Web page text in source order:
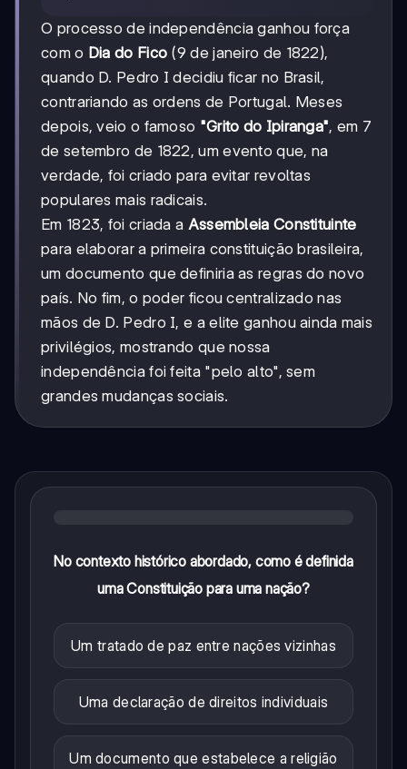
O processo de independência ganhou força
com o Dia do Fico (9 de janeiro de 1822),
quando D. Pedro I decidiu ficar no Brasil,
contrariando as ordens de Portugal. Meses
depois, veio o famoso "Grito do Ipiranga", em 7
de setembro de 1822, um evento que, na
verdade, foi criado para evitar revoltas
populares mais radicais.
Em 1823, foi criada a Assembleia Constituinte
para elaborar a primeira constituição brasileira,
um documento que definiria as regras do novo
país. No fim, o poder ficou centralizado nas
mãos de D. Pedro I, e a elite ganhou ainda mais
privilégios, mostrando que nossa
independência foi feita "pelo alto", sem
grandes mudanças sociais.
No contexto histórico abordado, como é definida
uma Constituição para uma nação?
Um tratado de paz entre nações vizinhas
Uma declaração de direitos individuais
Um documento que estabelece a religião